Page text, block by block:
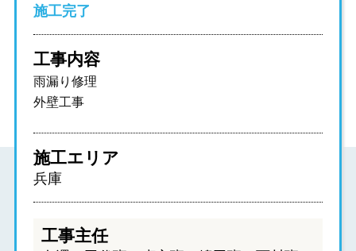
施工完了
工事内容
雨漏り修理
外壁工事
施工エリア
兵庫
工事主任